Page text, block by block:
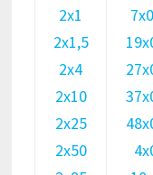
2х1
2х1,5
2х4
2х10
2х25
2х50